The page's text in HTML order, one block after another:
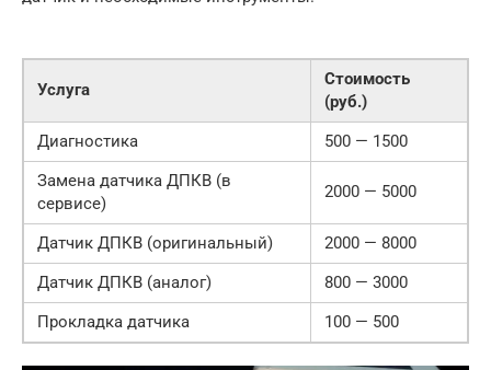
Услуга
Стоимость
(руб.)
Диагностика
500 — 1500
Замена датчика ДПКВ (в
сервисе)
2000 — 5000
Датчик ДПКВ (оригинальный)
2000 — 8000
Датчик ДПКВ (аналог)
800 — 3000
Прокладка датчика
100 — 500